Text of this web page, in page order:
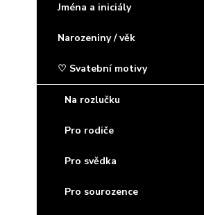
Jména a iniciály
Narozeniny / věk
♡ Svatební motivy
Na rozlučku
Pro rodiče
Pro svědka
Pro sourozence